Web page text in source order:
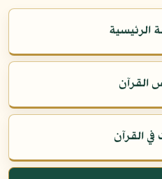
الرئيسية
القرآن
القرآن